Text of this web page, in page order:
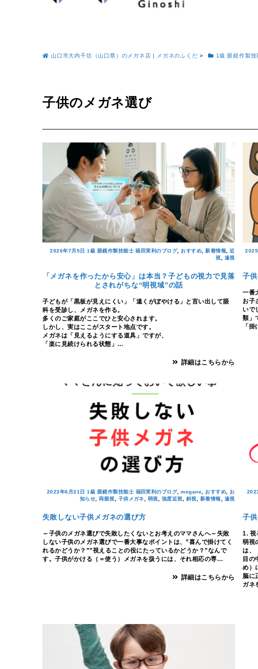
山口市大内千坊（山口県）のメガネ店 | メガネのふくだ > 1級 眼鏡作製
子供のメガネ選び
2026年7月5日 1級 眼鏡作製技能士 福田実利のブログ, おすすめ ,新着情報 ,近
視
遠視
「メガネを作ったから安心」は本当？子どもの視力で見落
とされがちな“明視域”の話
子どもが「黒板が見えにくい」「遠くがぼやける」と言い出して眼
科を受診し、メガネを作る。
多くのご家庭がここでひと安心されます。
しかし、実はここがスタート地点です。
メガネは「見えるようにする道具」ですが、
「楽に見続けられる状態」…
詳細はこちらから
子
一番
お子
いで
類」
「
2023年6月21日 1級 眼鏡作製技能士 福田実利のブログ,megane おすすめ
お
知らせ ,両眼視 子供メガネ 弱視 強度近視 斜視 新着情報 遠視
失敗しない子供メガネの選び方
～子供のメガネ選びで失敗したくないとお考えのママさんへ～失敗
しない子供のメガネ選びで一番大事なポイントは、”喜んで掛けてく
れるかどうか？””視えることの役にたっているかどうか？”なんで
す。子供がかける（＝使う）メガネを扱うには、それ相応の専…
詳細はこちらから
子
1. 視
弱視
は、
目の
め）
脳に
ガネ